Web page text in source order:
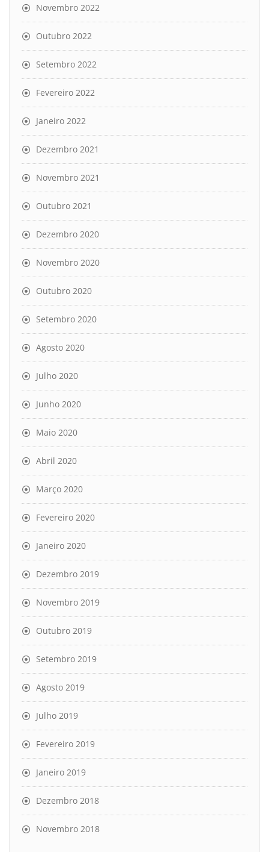
Novembro 2022
Outubro 2022
Setembro 2022
Fevereiro 2022
Janeiro 2022
Dezembro 2021
Novembro 2021
Outubro 2021
Dezembro 2020
Novembro 2020
Outubro 2020
Setembro 2020
Agosto 2020
Julho 2020
Junho 2020
Maio 2020
Abril 2020
Março 2020
Fevereiro 2020
Janeiro 2020
Dezembro 2019
Novembro 2019
Outubro 2019
Setembro 2019
Agosto 2019
Julho 2019
Fevereiro 2019
Janeiro 2019
Dezembro 2018
Novembro 2018